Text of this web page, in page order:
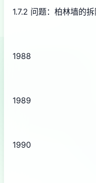
1.7.2 问题：柏林墙的
1988
1989
1990